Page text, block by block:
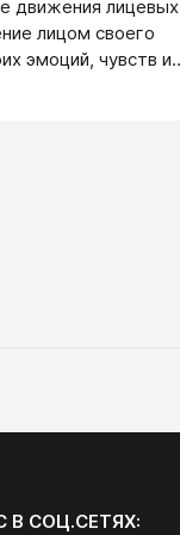
движения лицевых
лицом своего
эмоций, чувств и
В СОЦ.СЕТЯХ: